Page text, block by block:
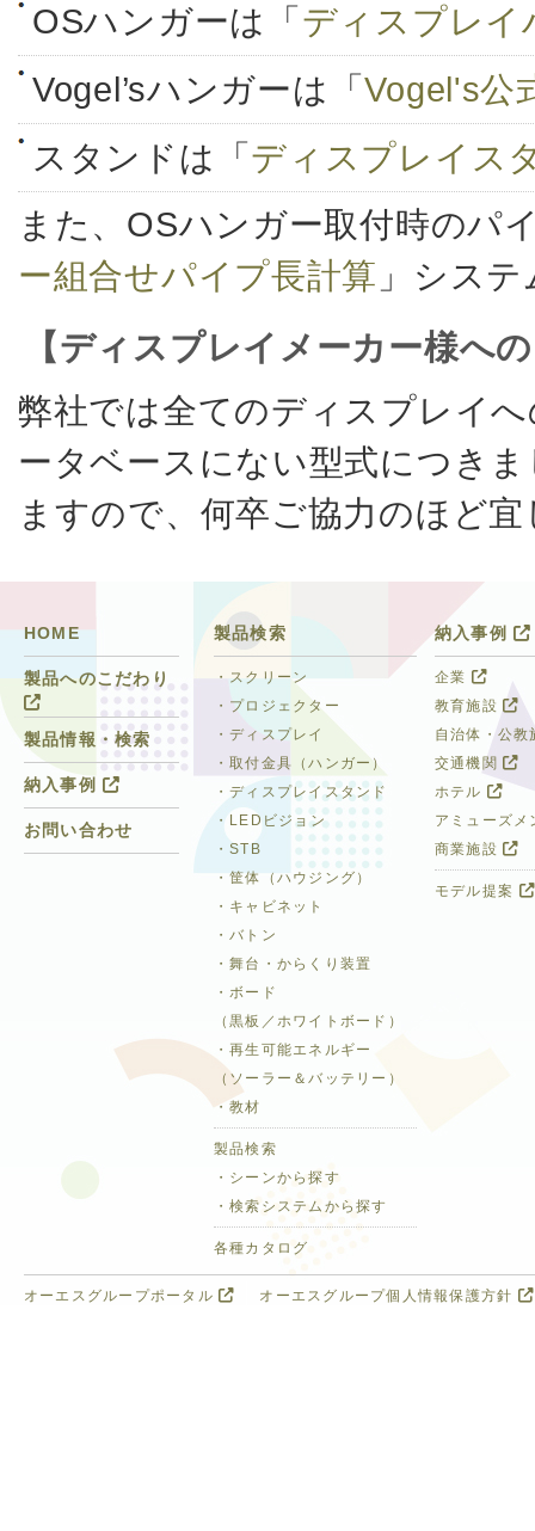
OSハンガーは「ディスプレイ
Vogel’sハンガーは「Vogel's公
スタンドは「ディスプレイス
また、OSハンガー取付時のパ
ー組合せパイプ長計算 」シス
【ディスプレイメーカー様へ
弊社では全てのディスプレイ
ータベースにない型式につき
ますので、何卒ご協力のほど
HOME
製品へのこだわり
製品情報・検索
納入事例
お問い合わせ
納入事例
企業
教育施設
自治体・公教
交通機関
ホテル
アミューズ
商業施設
モデル提案
製品検索
・スクリーン
・プロジェクター
・ディスプレイ
・取付金具（ハンガー）
・ディスプレイスタンド
・LEDビジョン
・STB
・筐体（ハウジング）
・キャビネット
・バトン
・舞台・からくり装置
・ボード
（黒板／ホワイトボード）
・再生可能エネルギー
（ソーラー＆バッテリー）
・教材
製品検索
・シーンから探す
・検索システムから探す
各種カタログ
オーエスグループポータル オーエスグループ個人情報保護方針